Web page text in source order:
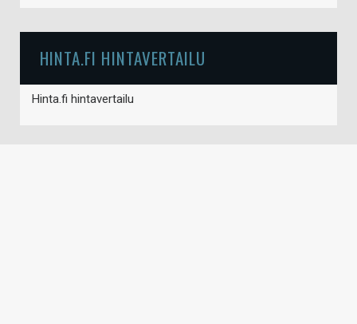
HINTA.FI HINTAVERTAILU
Hinta.fi hintavertailu